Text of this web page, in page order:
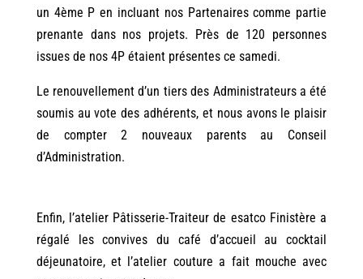
un 4ème P en incluant nos Partenaires comme partie
prenante dans nos projets. Près de 120 personnes
issues de nos 4P étaient présentes ce samedi.
Le renouvellement d’un tiers des Administrateurs a été
soumis au vote des adhérents, et nous avons le plaisir
de compter 2 nouveaux parents au Conseil
d’Administration.
Enfin, l’atelier Pâtisserie-Traiteur de esatco Finistère a
régalé les convives du café d’accueil au cocktail
déjeunatoire, et l’atelier couture a fait mouche avec